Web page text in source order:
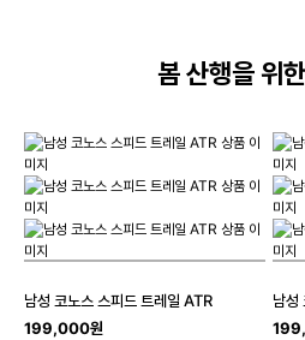
봄 산행을 위
남성 코노스 스피드 트레일 ATR
199,000원
남성